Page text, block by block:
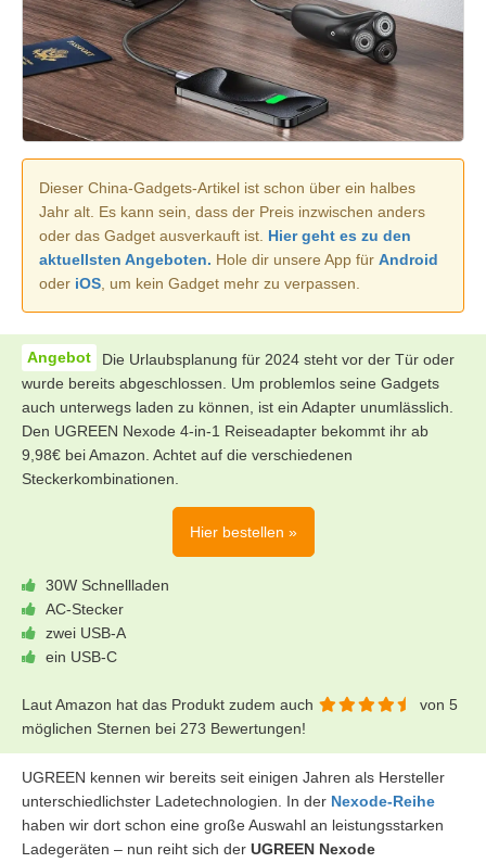
Dieser China-Gadgets-Artikel ist schon über ein halbes
Jahr alt. Es kann sein, dass der Preis inzwischen anders
oder das Gadget ausverkauft ist. Hier geht es zu den
aktuellsten Angeboten. Hole dir unsere App für Android
oder iOS, um kein Gadget mehr zu verpassen.
Die Urlaubsplanung für 2024 steht vor der Tür oder
wurde bereits abgeschlossen. Um problemlos seine Gadgets
auch unterwegs laden zu können, ist ein Adapter unumlässlich.
Den UGREEN Nexode 4-in-1 Reiseadapter bekommt ihr ab
9,98€ bei Amazon. Achtet auf die verschiedenen
Steckerkombinationen.
Hier bestellen »
30W Schnellladen
AC-Stecker
zwei USB-A
ein USB-C
Laut Amazon hat das Produkt zudem auch
von 5
möglichen Sternen bei 273 Bewertungen!
UGREEN kennen wir bereits seit einigen Jahren als Hersteller
unterschiedlichster Ladetechnologien. In der Nexode-Reihe
haben wir dort schon eine große Auswahl an leistungsstarken
Ladegeräten – nun reiht sich der UGREEN Nexode